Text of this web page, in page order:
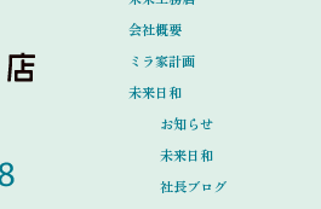
会社概要
ミラ家計画
未来日和
お知らせ
未来日和
社長ブログ